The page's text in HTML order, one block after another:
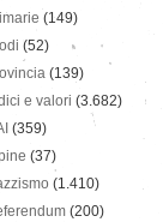
(149)
(52)
(139)
e valori (3.682)
(359)
(37)
(1.410)
(200)